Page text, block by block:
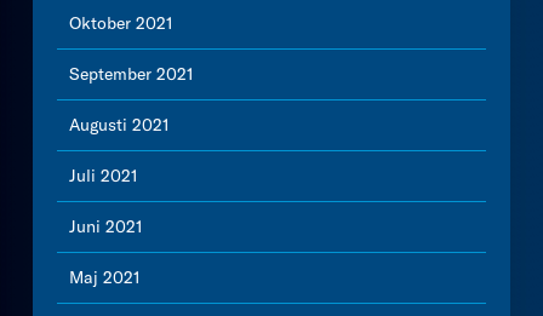
Oktober 2021
September 2021
Augusti 2021
Juli 2021
Juni 2021
Maj 2021